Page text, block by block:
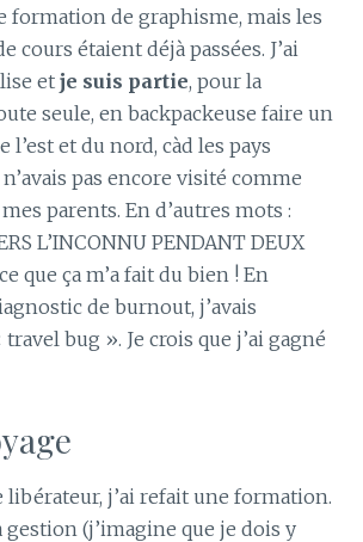
formation de graphisme, mais les
cours étaient déjà passées. J’ai
etje suis partie, pour la
seule, en backpackeuse faire un
l’est et du nord, càd les pays
pas encore visité comme
parents. En d’autres mots :
L’INCONNU PENDANT DEUX
que ça m’a fait du bien ! En
de burnout, j’avais
bug ». Je crois que j’ai gagné
libérateur, j’ai refait une formation.
gestion (j’imagine que je dois y